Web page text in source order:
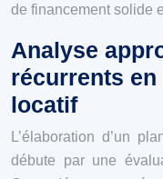
de financement solide
Analyse
récurrents
locatif
L’élaboration d’un
débute par une